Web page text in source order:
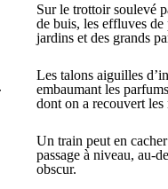
Sur le trottoir soulevé
de buis, les effluves
jardins et des grands
Les talons aiguilles
embaumant les
dont on a recouvert
Un train peut en
passage à niveau, au-
obscur.